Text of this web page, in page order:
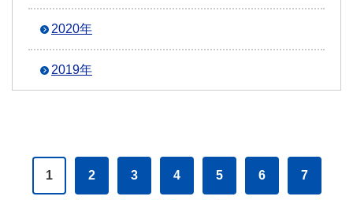
2020年
2019年
1 2 3 4 5 6 7